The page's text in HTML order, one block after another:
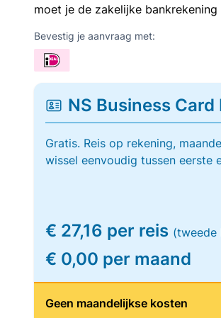
moet je de zakelijke
Bevestig je aanvraag met:
NS Business Card
Gratis. Reis op rekening,
wissel eenvoudig tussen eerste
€ 27,16 per reis (tweede
€ 0,00 per maand
Geen maandelijkse kosten